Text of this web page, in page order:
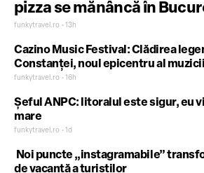
pizza se mănâncă în
funkytravel.ro • 13h
Cazino Music Festival: Clădirea
Constanței, noul epicentru al
funkytravel.ro • 16h
Șeful ANPC: litoralul este sigur, eu
mare
funkytravel.ro • 1d
Noi puncte „instagramabile”
de vacanță a turiștilor